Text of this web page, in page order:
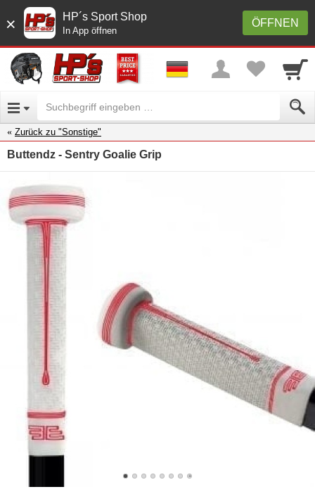
× ÖFFNEN
HP´s Sport Shop
In App öffnen
Zurück zu "Sonstige"
Buttendz - Sentry Goalie Grip